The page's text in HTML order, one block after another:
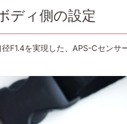
ディ側の設定
F1.4を実現した、APS-Cセン